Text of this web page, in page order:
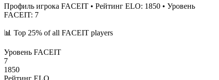
Профиль игрока FACEIT • Рейтинг ELO: 1850 • Уровень
FACEIT: 7
📊 Top 25% of all FACEIT players
Уровень FACEIT
7
1850
Рейтинг ELO